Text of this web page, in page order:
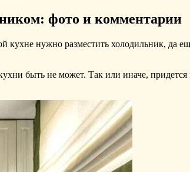
фото и комментарии
нужно разместить холодильник, да
быть не может. Так или иначе,